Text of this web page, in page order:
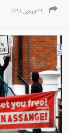
۲۹ فروردین ۱۳۹۸